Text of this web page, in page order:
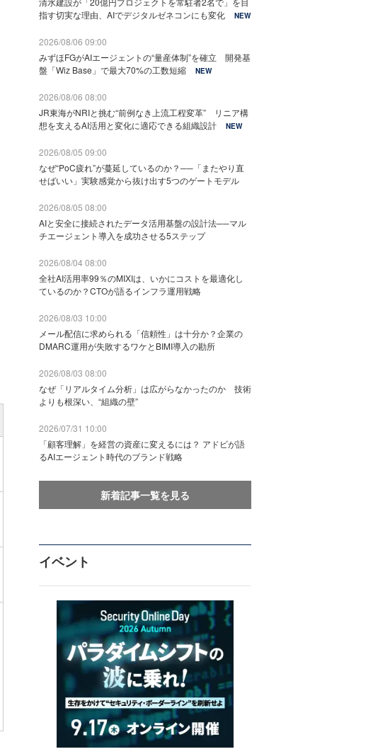
指す切実な理由、AIでデジタルゼネコンにも変化
NEW
2026/08/06 09:00
みずほFGがAIエージェントの“量産体制”を確立 開発基
盤「Wiz Base」で最大70%の工数短縮
NEW
2026/08/06 08:00
JR東海がNRIと挑む“前例なき上流工程変革” リニア構
想を支えるAI活用と変化に適応できる組織設計
NEW
2026/08/05 09:00
なぜ“PoC疲れ”が蔓延しているのか？──「またやり直
せばいい」実験感覚から抜け出す5つのゲートモデル
2026/08/05 08:00
AIと安全に接続されたデータ活用基盤の設計法──マル
チエージェント導入を成功させる5ステップ
2026/08/04 08:00
全社AI活用率99％のMIXIは、いかにコストを最適化し
ているのか？CTOが語るインフラ運用戦略
2026/08/03 10:00
メール配信に求められる「信頼性」は十分か？企業の
DMARC運用が失敗するワケとBIMI導入の勘所
2026/08/03 08:00
なぜ「リアルタイム分析」は広がらなかったのか 技術
よりも根深い、“組織の壁”
2026/07/31 10:00
「顧客理解」を経営の資産に変えるには？ アドビが語
るAIエージェント時代のブランド戦略
新着記事一覧を見る
イベント